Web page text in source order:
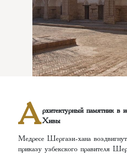
А рхитектурный памятник в
Хивы
Медресе Шергази-хана
приказу узбекского правителя